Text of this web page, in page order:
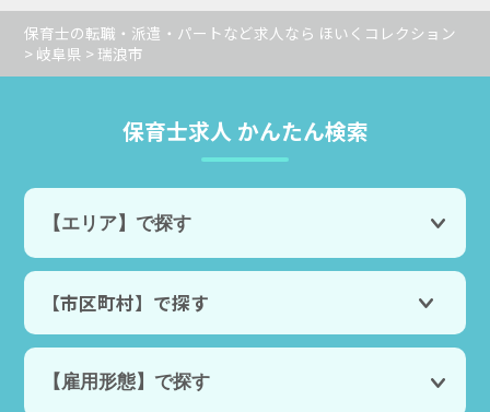
保育士の転職・派遣・パートなど求人なら ほいくコレクション
> 岐阜県 > 瑞浪市
保育士求人 かんたん検索
【市区町村】で探す